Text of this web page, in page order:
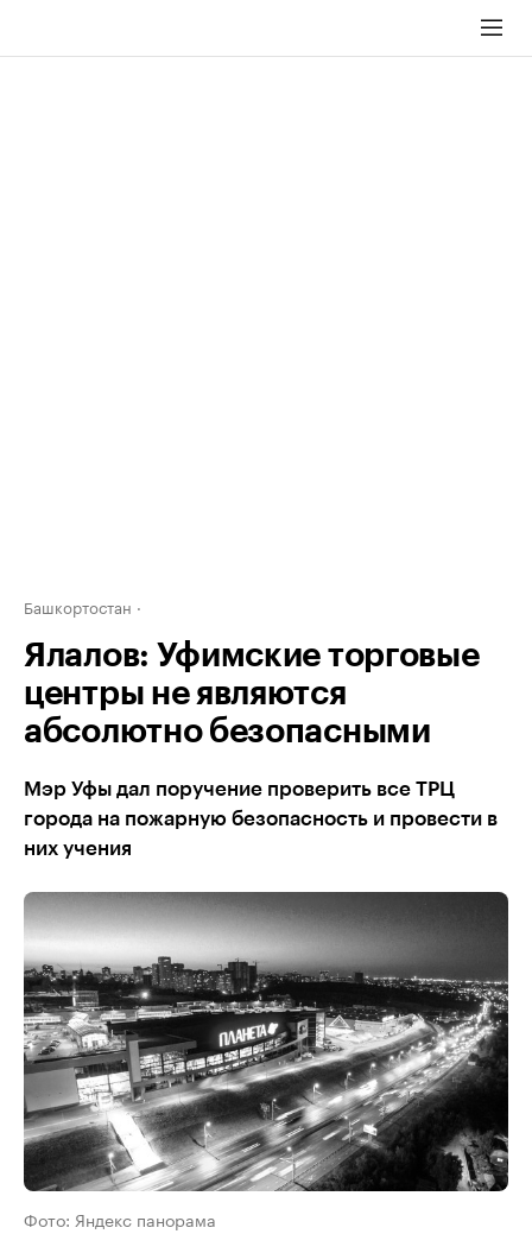
Башкортостан
Ялалов: Уфимские торговые
центры не являются
абсолютно безопасными
Мэр Уфы дал поручение проверить все ТРЦ
города на пожарную безопасность и провести в
них учения
Фото: Яндекс панорама